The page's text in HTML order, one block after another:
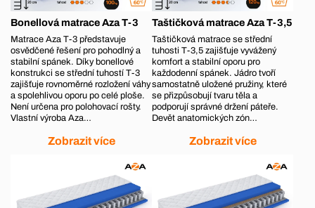
Bonellová matrace Aza T-3
Matrace Aza T-3 představuje
osvědčené řešení pro pohodlný a
stabilní spánek. Díky bonellové
konstrukci se střední tuhostí T-3
zajišťuje rovnoměrné rozložení váhy
a spolehlivou oporu po celé ploše.
Není určena pro polohovací rošty.
Vlastní výroba Aza…
Zobrazit více
Taštičková matrace Aza T-3,5
Taštičková matrace se střední
tuhosti T-3,5 zajišťuje vyvážený
komfort a stabilní oporu pro
každodenní spánek. Jádro tvoří
samostatně uložené pružiny, které
se přizpůsobují tvaru těla a
podporují správné držení páteře.
Devět anatomických zón…
Zobrazit více